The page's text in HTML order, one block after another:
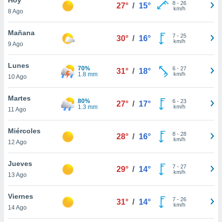
en
más
nuestra
de
cookies
aceptar
8 Ago
27° / 15° 8- 26
km/h
Mañana
9 Ago
30° / 16° 7- 25
km/h
Lunes
10 Ago
70%
1.8 mm
31° / 18° 6- 27
km/h
Martes
11 Ago
80%
1.3 mm
27° / 17° 6- 23
km/h
Miércoles
12 Ago
28° / 16° 8- 28
km/h
Jueves
13 Ago
29° / 14° 7- 27
km/h
Viernes
14 Ago
31° / 14° 7- 26
km/h